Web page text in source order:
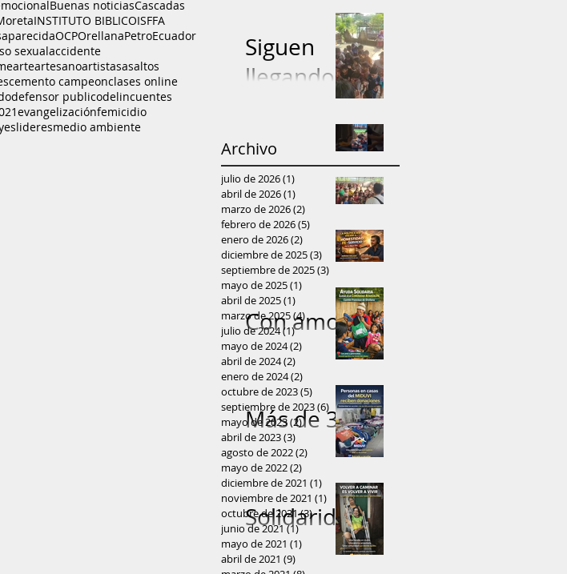
Buenas noticiasCascadas
INSTITUTO BIBLICOISFFA
OCPOrellanaPetroEcuador
sexualaccidente
arteartesanoartistasasaltos
cemento campeonclases online
defensor publicodelincuentes
evangelizaciónfemicidio
lideresmedio ambiente
entregadas
: Proyecto
"Dona con
Amor"
lleva ayuda
y
esperanza
a las
comunidad
es de
Orellana
Siguen
llegando
donacione
s de ropa
Fundación
lleva ayuda
y
esperanza
a mujeres
de
comunidad
amazónica
Niños
recibieron
con alegría
prendas de
vestir
Adrián
Vallejo: “Sin
fe ni
honestidad
, la política
pierde su
alma”
Con amor
y
solidaridad
, ayuda
llega a
comunidad
rural del
Cantón
Francisco
Más de 300
prendas
fueron
entregadas
a familias
de El Coca
Solidaridad
que
Archivo
julio de 2026(1) 1 entrada
abril de 2026(1) 1 entrada
marzo de 2026(2)
febrero de 2026(5)
enero de 2026(2) 2 entradas
diciembre de 2025(3) 3 entradas
septiembre de 2025(3)
mayo de 2025(1) 1 entrada
abril de 2025(1) 1 entrada
marzo de 2025(4)4 entradas
julio de 2024(1)1 entrada
mayo de 2024(2) 2 entradas
abril de 2024(2) 2 entradas
enero de 2024(2)
octubre de 2023(5) 5 entradas
septiembre de 2023(6) 6 entradas
mayo de 2023(2)2 entradas
abril de 2023(3) 3 entradas
agosto de 2022(2) 2 entradas
mayo de 2022(2)
diciembre de 2021 (1) 1 entrada
noviembre de 2021 (1) 1 entrada
octubre de 2021 (3)3 entradas
junio de 2021 (1)1 entrada
mayo de 2021 (1) 1 entrada
abril de 2021 (9) 9 entradas